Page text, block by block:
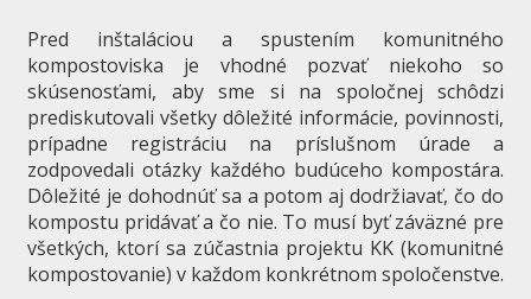
Pred inštaláciou a spustením komunitného
kompostoviska je vhodné pozvať niekoho so
skúsenosťami, aby sme si na spoločnej schôdzi
prediskutovali všetky dôležité informácie, povinnosti,
prípadne registráciu na príslušnom úrade a
zodpovedali otázky každého budúceho kompostára.
Dôležité je dohodnúť sa a potom aj dodržiavať, čo do
kompostu pridávať a čo nie. To musí byť záväzné pre
všetkých, ktorí sa zúčastnia projektu KK (komunitné
kompostovanie) v každom konkrétnom spoločenstve.